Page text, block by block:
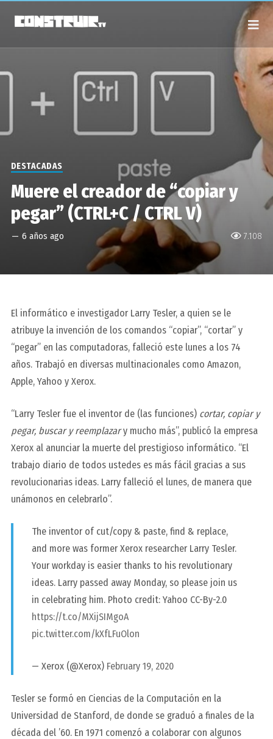
7.108
DESTACADAS
Muere el creador de “copiar y
pegar” (CTRL+C / CTRL V)
— 6 años ago
El informático e investigador Larry Tesler, a quien se le
atribuye la invención de los comandos “copiar”, “cortar” y
“pegar” en las computadoras, falleció este lunes a los 74
años. Trabajó en diversas multinacionales como Amazon,
Apple, Yahoo y Xerox.
“Larry Tesler fue el inventor de (las funciones) cortar, copiar y
pegar, buscar y reemplazary mucho más”, publicó la empresa
Xerox al anunciar la muerte del prestigioso informático. “El
trabajo diario de todos ustedes es más fácil gracias a sus
revolucionarias ideas. Larry falleció el lunes, de manera que
unámonos en celebrarlo”.
The inventor of cut/copy & paste, find & replace,
and more was former Xerox researcher Larry Tesler.
Your workday is easier thanks to his revolutionary
ideas. Larry passed away Monday, so please join us
in celebrating him. Photo credit: Yahoo CC-By-2.0
https://t.co/MXijSIMgoA
pic.twitter.com/kXfLFuOlon
— Xerox (@Xerox) February 19, 2020
Tesler se formó en Ciencias de la Computación en la
Universidad de Stanford, de donde se graduó a finales de la
década del ’60. En 1971 comenzó a colaborar con algunos